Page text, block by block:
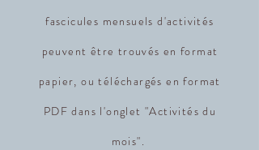
fascicules mensuels d'activités
peuvent être trouvés en format
papier, ou téléchargés en format
PDF dans l'onglet "Activités du
mois".